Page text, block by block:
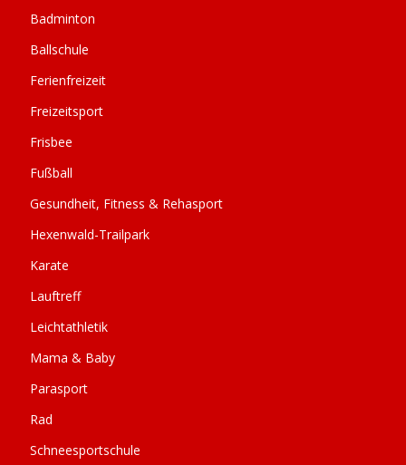
Badminton
Ballschule
Ferienfreizeit
Freizeitsport
Frisbee
Fußball
Gesundheit, Fitness & Rehasport
Hexenwald-Trailpark
Karate
Lauftreff
Leichtathletik
Mama & Baby
Parasport
Rad
Schneesportschule